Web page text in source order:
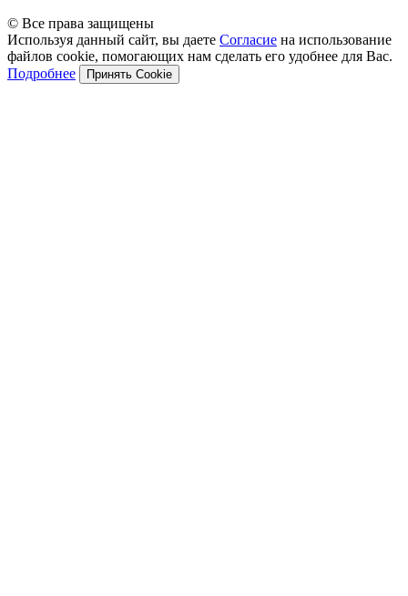
© Все права защищены
Используя данный сайт, вы даете Согласие на использование
файлов cookie, помогающих нам сделать его удобнее для Вас.
Подробнее
Принять Cookie